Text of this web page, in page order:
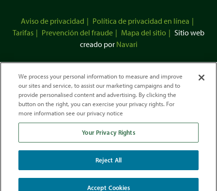
Aviso de privacidad
Política de privacidad en línea
Tarifas
Prevención del fraude Mapa del sitio
Sitio web
creado por Navari
Desarrollamos nuestra actividad de conformidad con la Ley de Vivienda
de Oportunidades
We process your personal information to measure and improve
our sites and service, to assist our marketing campaigns and to
provide personalised content and advertising. By clicking the
button on the right, you can exercise your privacy rights. For
more information see our privacy notice
Your Privacy Rights
Reject All
Accept Cookies